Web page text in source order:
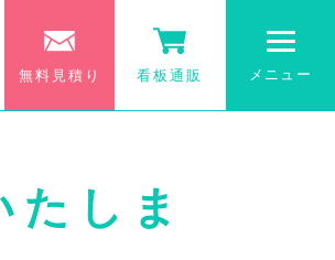
無料見積り 看板通販 メニュー
しま